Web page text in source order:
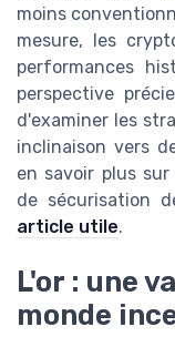
moins
mesure, les
performances
perspective
d'examiner les
inclinaison vers
en savoir plus
de sécurisation
article utile.
L'or : une
monde